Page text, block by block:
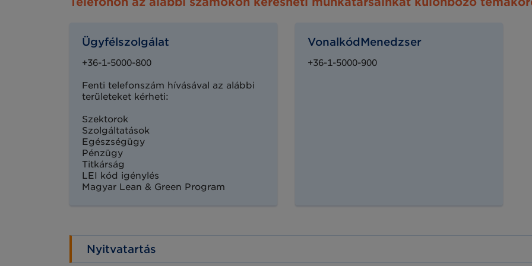
Ügyfélszolgálat
+36-1-5000-800
Fenti telefonszám hívásával az alábbi
területeket kérheti:
Szektorok
Szolgáltatások
Egészségügy
Pénzügy
Titkárság
LEI kód igénylés
Magyar Lean & Green Program
VonalkódMenedzser
+36-1-5000-900
Nyitvatartás